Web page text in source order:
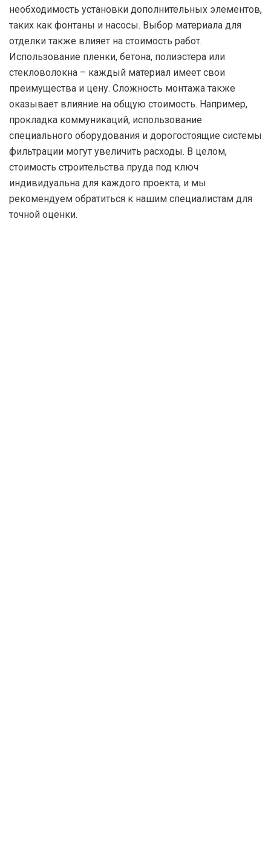
необходимость установки дополнительных элементов,
таких как фонтаны и насосы. Выбор материала для
отделки также влияет на стоимость работ.
Использование пленки, бетона, полиэстера или
стекловолокна – каждый материал имеет свои
преимущества и цену. Сложность монтажа также
оказывает влияние на общую стоимость. Например,
прокладка коммуникаций, использование
специального оборудования и дорогостоящие системы
фильтрации могут увеличить расходы. В целом,
стоимость строительства пруда под ключ
индивидуальна для каждого проекта, и мы
рекомендуем обратиться к нашим специалистам для
точной оценки.